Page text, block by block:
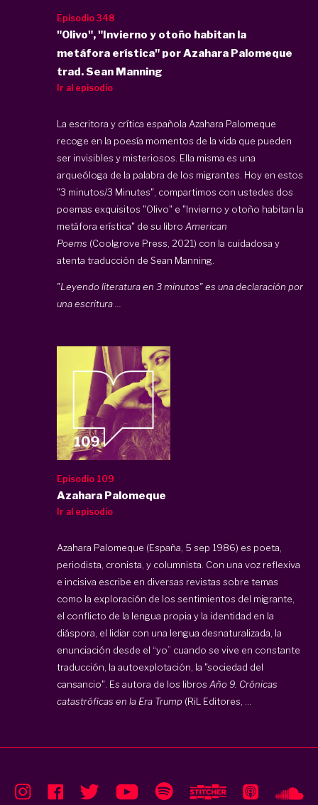
Episodio 348
"Olivo", "Invierno y otoño habitan la
metáfora erística" por Azahara Palomeque
trad. Sean Manning
Ir al episodio
La escritora y crítica española Azahara Palomeque
recoge en la poesía momentos de la vida que pueden
ser invisibles y misteriosos. Ella misma es una
arqueóloga de la palabra de los migrantes. Hoy en estos
"3 minutos/3 Minutes", compartimos con ustedes dos
poemas exquisitos "Olivo" e "Invierno y otoño habitan la
metáfora erística" de su libro American
Poems (Coolgrove Press, 2021) con la cuidadosa y
atenta traducción de Sean Manning.
"Leyendo literatura en 3 minutos" es una declaración por
una escritura ...
Episodio 109
Azahara Palomeque
Ir al episodio
Azahara Palomeque (España, 5 sep 1986) es poeta,
periodista, cronista, y columnista. Con una voz reflexiva
e incisiva escribe en diversas revistas sobre temas
como la exploración de los sentimientos del migrante,
el conflicto de la lengua propia y la identidad en la
diáspora, el lidiar con una lengua desnaturalizada, la
enunciación desde el “yo” cuando se vive en constante
traducción, la autoexplotación, la "sociedad del
cansancio". Es autora de los libros Año 9. Crónicas
catastróficas en la Era Trump (RiL Editores, ...